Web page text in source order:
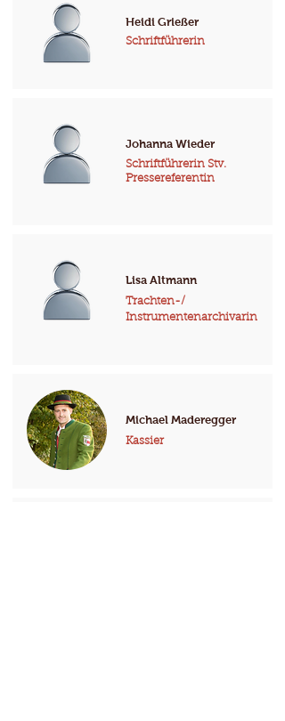
Heidi Grießer
Schriftführerin
Johanna Wieder
Schriftführerin Stv.
Pressereferentin
Lisa Altmann
Trachten-/
Instrumentenarchivarin
Michael Maderegger
Kassier